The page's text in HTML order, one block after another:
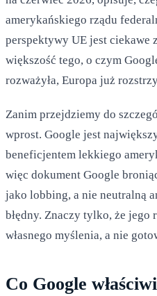
amerykańskiego rządu
perspektywy UE jest ciekawe
większość tego, o czym
rozważyła, Europa już
Zanim przejdziemy do
wprost. Google jest
beneficjentem lekkiego
więc dokument Google
jako lobbing, a nie neutralną
błędny. Znaczy tylko, że jego
własnego myślenia, a nie
Co Google